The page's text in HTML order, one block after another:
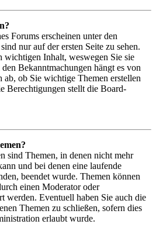
Forums erscheinen unter den
nur auf der ersten Seite zu sehen.
wichtigen Inhalt, weswegen Sie sie
Bekanntmachungen hängt es von
ab, ob Sie wichtige Themen erstellen
Berechtigungen stellt die Board-
sind Themen, in denen nicht mehr
und bei denen eine laufende
beendet wurde. Themen können
einen Moderator oder
werden. Eventuell haben Sie auch die
Themen zu schließen, sofern dies
erlaubt wurde.